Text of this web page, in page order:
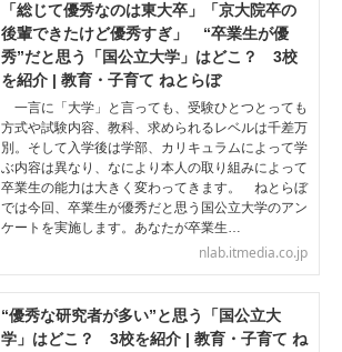
「総じて優秀なのは東大卒」「京大院卒の
後輩できたけど優秀すぎ」 “卒業生が優
秀”だと思う「国公立大学」はどこ？ 3校
を紹介 | 教育・子育て ねとらぼ
一言に「大学」と言っても、受験ひとつとっても
方式や試験内容、教科、求められるレベルは千差万
別。そして入学後は学部、カリキュラムによって学
ぶ内容は異なり、なにより本人の取り組みによって
卒業生の能力は大きく変わってきます。 ねとらぼ
では今回、卒業生が優秀だと思う国公立大学のアン
ケートを実施します。あなたが卒業生…
nlab.itmedia.co.jp
“優秀な研究者が多い”と思う「国公立大
学」はどこ？ 3校を紹介 | 教育・子育て ね